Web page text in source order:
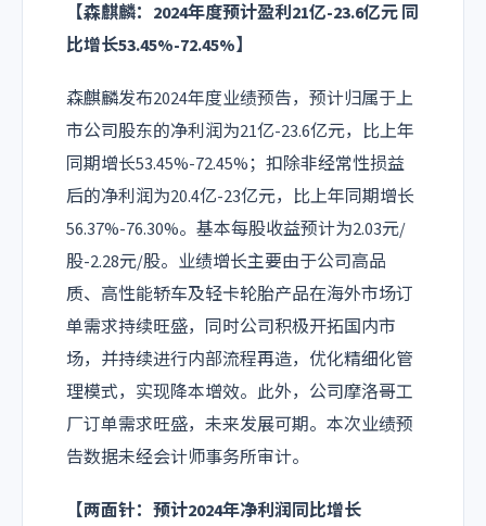
【森麒麟：2024年度预计盈利21亿-23.6亿元 同
比增长53.45%-72.45%】
森麒麟发布2024年度业绩预告，预计归属于上
市公司股东的净利润为21亿-23.6亿元，比上年
同期增长53.45%-72.45%；扣除非经常性损益
后的净利润为20.4亿-23亿元，比上年同期增长
56.37%-76.30%。基本每股收益预计为2.03元/
股-2.28元/股。业绩增长主要由于公司高品
质、高性能轿车及轻卡轮胎产品在海外市场订
单需求持续旺盛，同时公司积极开拓国内市
场，并持续进行内部流程再造，优化精细化管
理模式，实现降本增效。此外，公司摩洛哥工
厂订单需求旺盛，未来发展可期。本次业绩预
告数据未经会计师事务所审计。
【两面针：预计2024年净利润同比增长